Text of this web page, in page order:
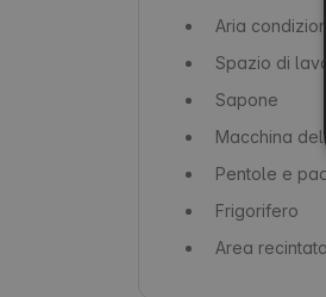
Aria
Spazio di
Sapone
Macchina
Pentole e
Frigorifero
Area recintata